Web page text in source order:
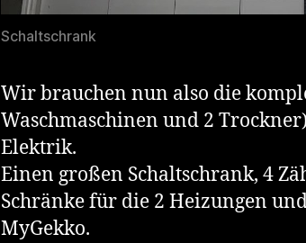
Schaltschrank
Wir brauchen nun also die
Waschmaschinen und 2
Elektrik.
Einen großen Schaltschrank, 4
Schränke für die 2 Heizungen
MyGekko.